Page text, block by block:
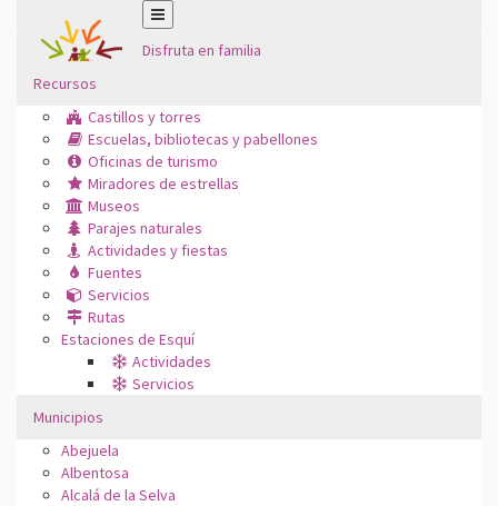
Disfruta en familia
Recursos
Castillos y torres
Escuelas, bibliotecas y pabellones
Oficinas de turismo
Miradores de estrellas
Museos
Parajes naturales
Actividades y fiestas
Fuentes
Servicios
Rutas
Estaciones de Esquí
Actividades
Servicios
Municipios
Abejuela
Albentosa
Alcalá de la Selva